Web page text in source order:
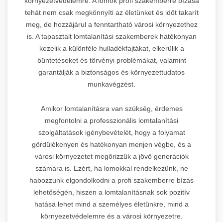
tehát nem csak megkönnyíti az életünket és időt takarít
meg, de hozzájárul a fenntartható városi környezethez
is. A tapasztalt lomtalanítási szakemberek hatékonyan
kezelik a különféle hulladékfajtákat, elkerülik a
büntetéseket és törvényi problémákat, valamint
garantálják a biztonságos és környezettudatos
munkavégzést.
Amikor lomtalanításra van szükség, érdemes
megfontolni a professzionális lomtalanítási
szolgáltatások igénybevételét, hogy a folyamat
gördülékenyen és hatékonyan menjen végbe, és a
városi környezetet megőrizzük a jövő generációk
számára is. Ezért, ha lomokkal rendelkezünk, ne
habozzunk elgondolkodni a profi szakemberre bízás
lehetőségén, hiszen a lomtalanításnak sok pozitív
hatása lehet mind a személyes életünkre, mind a
környezetvédelemre és a városi környezetre.